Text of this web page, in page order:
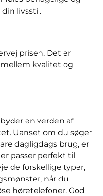
livsstil.
prisen. Det er
kvalitet og
en verden af
Uanset om du søger
dagligdags brug, er
passer perfekt til
de forskellige typer,
når du
høretelefoner. God